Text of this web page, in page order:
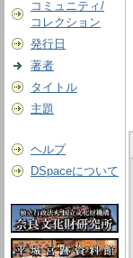
コミュニティ/
コレクション
発行日
著者
タイトル
主題
ヘルプ
DSpaceについて